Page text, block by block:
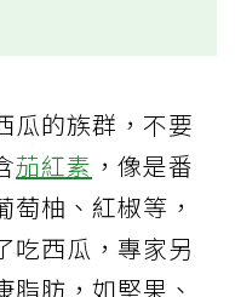
瓜的族群，不要
茄紅素 ，像是番
柚、紅椒等，
吃西瓜，專家另
肪，如堅果、